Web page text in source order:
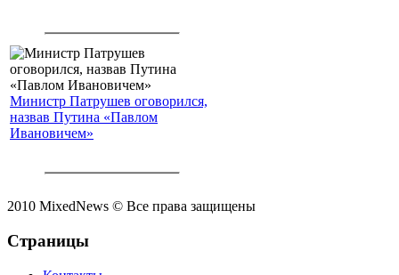
Министр Патрушев оговорился,
назвав Путина «Павлом
Ивановичем»
2010 MixedNews © Все права защищены
Страницы